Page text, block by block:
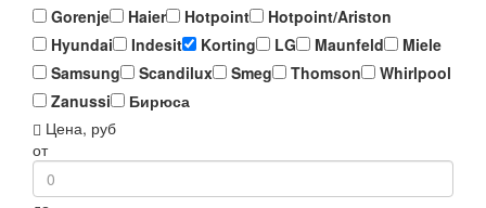
Gorenje
Haier Hotpoint
Hotpoint/Ariston
Hyundai
Indesit Korting LG Maunfeld
Miele
Samsung
Scandilux Smeg Thomson
Whirlpool
Zanussi
Бирюса
Цена, руб
от